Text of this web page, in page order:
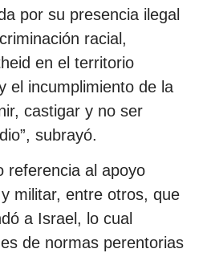
por su presencia ilegal
racial,
en el territorio
el incumplimiento de la
castigar y no ser
subrayó.
referencia al apoyo
militar, entre otros, que
a Israel, lo cual
de normas perentorias